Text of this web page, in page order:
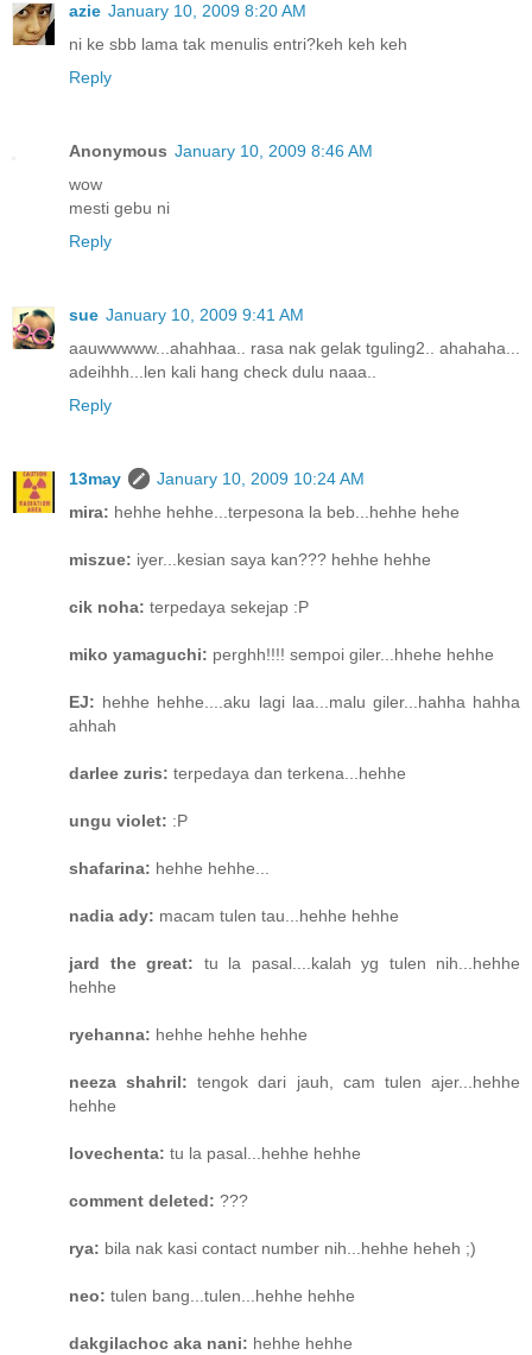
azie January 10, 2009 8:20 AM
ni ke sbb lama tak menulis entri?keh keh keh
Reply
Anonymous January 10, 2009 8:46 AM
wow
mesti gebu ni
Reply
sue January 10, 2009 9:41 AM
aauwwwww...ahahhaa.. rasa nak gelak tguling2.. ahahaha...
adeihhh...len kali hang check dulu naaa..
Reply
13may
January 10, 2009 10:24 AM
mira: hehhe hehhe...terpesona la beb...hehhe hehe
miszue: iyer...kesian saya kan??? hehhe hehhe
cik noha: terpedaya sekejap :P
miko yamaguchi: perghh!!!! sempoi giler...hhehe hehhe
EJ: hehhe hehhe....aku lagi laa...malu giler...hahha hahha
ahhah
darlee zuris: terpedaya dan terkena...hehhe
ungu violet: :P
shafarina: hehhe hehhe...
nadia ady: macam tulen tau...hehhe hehhe
jard the great: tu la pasal....kalah yg tulen nih...hehhe
hehhe
ryehanna: hehhe hehhe hehhe
neeza shahril: tengok dari jauh, cam tulen ajer...hehhe
hehhe
lovechenta: tu la pasal...hehhe hehhe
comment deleted: ???
rya: bila nak kasi contact number nih...hehhe heheh ;)
neo: tulen bang...tulen...hehhe hehhe
dakgilachoc aka nani: hehhe hehhe